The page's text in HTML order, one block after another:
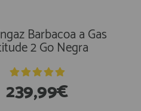
Barbacoa a Gas
2 Go Negra
239,99€